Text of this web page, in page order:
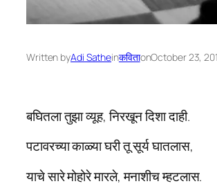
Written byAdi SatheinकविताonOctober 23,
बघितला तुझा व्यूह, निरखून दिशा दाही.
पटावरच्या काळ्या घरी तू सूर्य घातलास,
याचे सारे मोहोरे मारले, मनाशीच म्हटलास.